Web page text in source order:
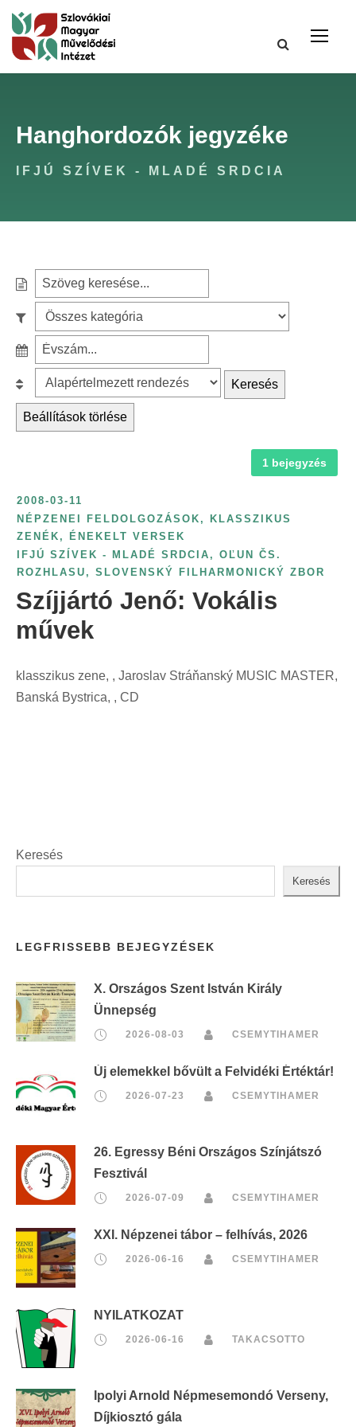
Hanghordozók jegyzéke
IFJÚ SZÍVEK - MLADÉ SRDCIA
e
c
f
o
z
é
s
e
g
ó
r
a
s
e
r
z
é
v
s
z
á
s
z
e
s
l
á
s
:
Keresés
Beállítások törlése
1 bejegyzés
2008-03-11
NÉPZENEI FELDOLGOZÁSOK, KLASSZIKUS
ZENÉK, ÉNEKELT VERSEK
IFJÚ SZÍVEK - MLADÉ SRDCIA , OĽUN ČS.
ROZHLASU , SLOVENSKÝ FILHARMONICKÝ ZBOR
Szíjjártó Jenő: Vokális
művek
klasszikus zene, , Jaroslav Stráňanský MUSIC MASTER,
Banská Bystrica, , CD
Keresés
Keresés
LEGFRISSEBB BEJEGYZÉSEK
X. Országos Szent István Király
Ünnepség
2026-08-03 CSEMYTIHAMER
Új elemekkel bővült a Felvidéki Értéktár!
2026-07-23 CSEMYTIHAMER
26. Egressy Béni Országos Színjátszó
Fesztivál
2026-07-09 CSEMYTIHAMER
XXI. Népzenei tábor – felhívás, 2026
2026-06-16 CSEMYTIHAMER
NYILATKOZAT
2026-06-16 TAKACSOTTO
Ipolyi Arnold Népmesemondó Verseny,
Díjkiosztó gála